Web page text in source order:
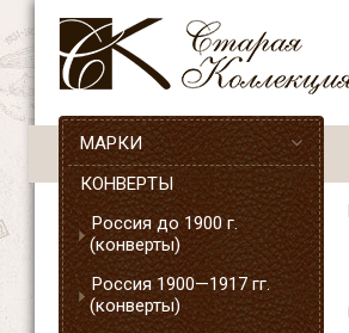
МАРКИ
КОНВЕРТЫ
Россия до 1900 г.
(конверты)
Россия 1900—1917 гг.
(конверты)